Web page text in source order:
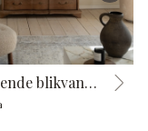
Betoverende blikvanger